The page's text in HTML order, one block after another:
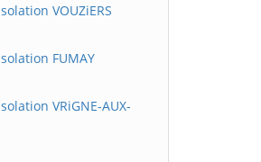
VOUZiERS
FUMAY
VRiGNE-AUX-